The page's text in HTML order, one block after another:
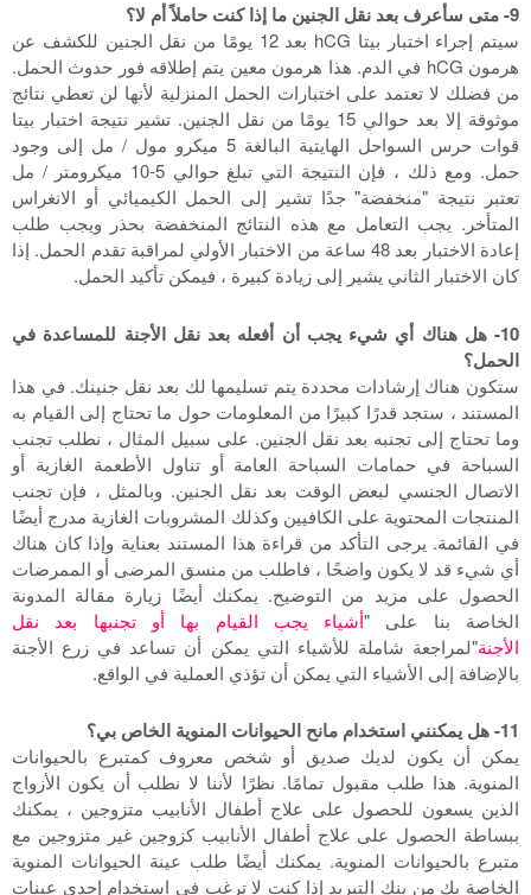
9- متى سأعرف بعد نقل الجنين ما إذا كنت حاملاً أم لا؟
سيتم إجراء اختبار بيتا hCG بعد 12 يومًا من نقل الجنين للكشف عن
هرمون hCG في الدم. هذا هرمون معين يتم إطلاقه فور حدوث الحمل.
من فضلك لا تعتمد على اختبارات الحمل المنزلية لأنها لن تعطي نتائج
موثوقة إلا بعد حوالي 15 يومًا من نقل الجنين. تشير نتيجة اختبار بيتا
قوات حرس السواحل الهايتية البالغة 5 ميكرو مول / مل إلى وجود
حمل. ومع ذلك ، فإن النتيجة التي تبلغ حوالي 5-10 ميكرومتر / مل
تعتبر نتيجة "منخفضة" جدًا تشير إلى الحمل الكيميائي أو الانغراس
المتأخر. يجب التعامل مع هذه النتائج المنخفضة بحذر ويجب طلب
إعادة الاختبار بعد 48 ساعة من الاختبار الأولي لمراقبة تقدم الحمل. إذا
كان الاختبار الثاني يشير إلى زيادة كبيرة ، فيمكن تأكيد الحمل.
10- هل هناك أي شيء يجب أن أفعله بعد نقل الأجنة للمساعدة في
الحمل؟
ستكون هناك إرشادات محددة يتم تسليمها لك بعد نقل جنينك. في هذا
المستند ، ستجد قدرًا كبيرًا من المعلومات حول ما تحتاج إلى القيام به
وما تحتاج إلى تجنبه بعد نقل الجنين. على سبيل المثال ، نطلب تجنب
السباحة في حمامات السباحة العامة أو تناول الأطعمة الغازية أو
الاتصال الجنسي لبعض الوقت بعد نقل الجنين. وبالمثل ، فإن تجنب
المنتجات المحتوية على الكافيين وكذلك المشروبات الغازية مدرج أيضًا
في القائمة. يرجى التأكد من قراءة هذا المستند بعناية وإذا كان هناك
أي شيء قد لا يكون واضحًا ، فاطلب من منسق المرضى أو الممرضات
الحصول على مزيد من التوضيح. يمكنك أيضًا زيارة مقالة المدونة
الخاصة بنا على "أشياء يجب القيام بها أو تجنبها بعد نقل
الأجنة"لمراجعة شاملة للأشياء التي يمكن أن تساعد في زرع الأجنة
بالإضافة إلى الأشياء التي يمكن أن تؤذي العملية في الواقع.
11- هل يمكنني استخدام مانح الحيوانات المنوية الخاص بي؟
يمكن أن يكون لديك صديق أو شخص معروف كمتبرع بالحيوانات
المنوية. هذا طلب مقبول تمامًا. نظرًا لأننا لا نطلب أن يكون الأزواج
الذين يسعون للحصول على علاج أطفال الأنابيب متزوجين ، يمكنك
ببساطة الحصول على علاج أطفال الأنابيب كزوجين غير متزوجين مع
متبرع بالحيوانات المنوية. يمكنك أيضًا طلب عينة الحيوانات المنوية
الخاصة بك من بنك التبريد إذا كنت لا ترغب في استخدام إحدى عينات